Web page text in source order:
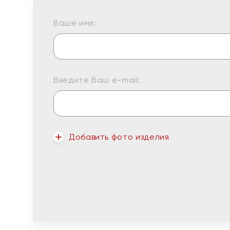
Ваше имя:
Введите Ваш e-mail:
Добавить фото изделия